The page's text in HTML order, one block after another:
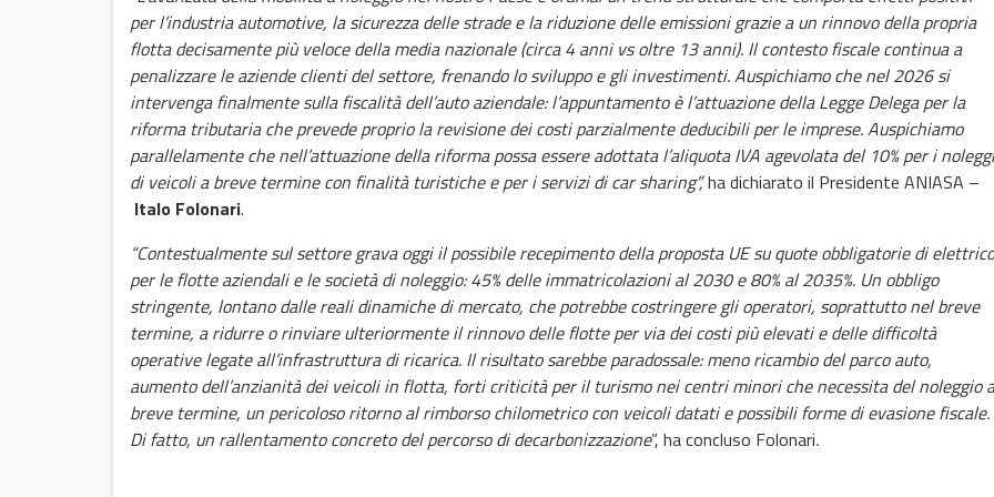
per l’industria automotive, la sicurezza delle strade e la riduzione delle emissioni grazie a un rinnovo della propria
flotta decisamente più veloce della media nazionale (circa 4 anni vs oltre 13 anni). Il contesto fiscale continua a
penalizzare le aziende clienti del settore, frenando lo sviluppo e gli investimenti.Auspichiamo che nel 2026 si
intervenga finalmente sulla fiscalità dell’auto aziendale: l’appuntamento è l’attuazione della Legge Delega per la
riforma tributaria che prevede proprio la revisione dei costi parzialmente deducibili per le imprese. Auspichiamo
parallelamente che nell’attuazione della riforma possa essere adottata l’aliquota IVA agevolata del 10% per i noleggi
di veicoli a breve termine con finalità turistiche e per i servizi di car sharing”,ha dichiarato il Presidente ANIASA –
Italo Folonari.
“Contestualmente sul settore grava oggi il possibile recepimento della proposta UE su quote obbligatorie di elettrico
per le flotte aziendali e le società di noleggio: 45% delle immatricolazioni al 2030 e 80% al 2035%. Un obbligo
stringente, lontano dalle reali dinamiche di mercato, che potrebbe costringere gli operatori, soprattutto nel breve
termine, a ridurre o rinviare ulteriormente il rinnovo delle flotte per via dei costi più elevati e delle difficoltà
operative legate all’infrastruttura di ricarica. Il risultato sarebbe paradossale: meno ricambio del parco auto,
aumento dell’anzianità dei veicoli in flotta, forti criticità per il turismo nei centri minori che necessita del noleggio a
breve termine, un pericoloso ritorno al rimborso chilometrico con veicoli datati e possibili forme di evasione fiscale.
Di fatto, un rallentamento concreto del percorso di decarbonizzazione”, ha concluso Folonari.